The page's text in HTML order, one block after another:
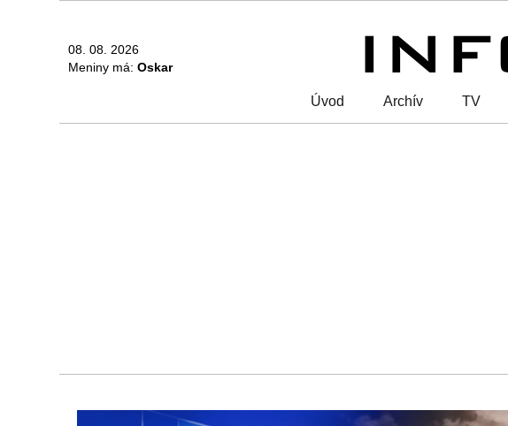
08. 08. 2026
Meniny má: Oskar
Úvod Archív TV